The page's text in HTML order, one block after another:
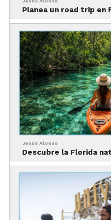
así la extraordinaria altura
distancia que recorre
Otra exposición
Marvel que describe
adoptando el Empire
líder mundial en materia
ejemplo de gran
The Edge
Planea un road trip en
Jesús Alonso
Descubre la Florida